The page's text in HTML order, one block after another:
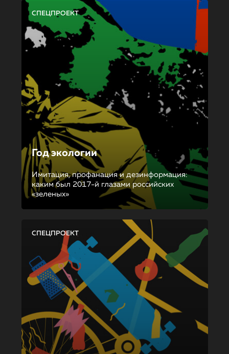
СПЕЦПРОЕКТ
Год экологии
Имитация, профанация и дезинформация:
каким был 2017-й глазами российских
«зеленых»
СПЕЦПРОЕКТ